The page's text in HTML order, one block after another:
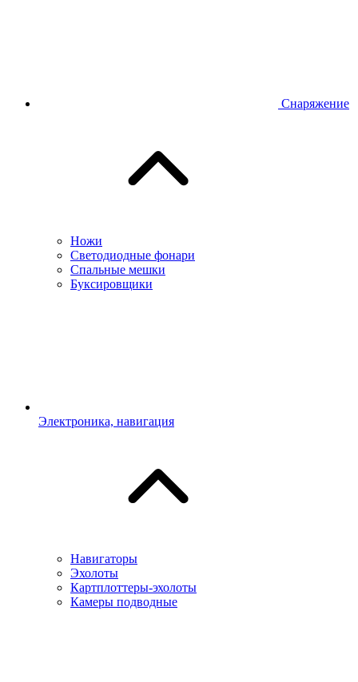
Снаряжение
Ножи
Светодиодные фонари
Спальные мешки
Буксировщики
Электроника, навигация
Навигаторы
Эхолоты
Картплоттеры-эхолоты
Камеры подводные